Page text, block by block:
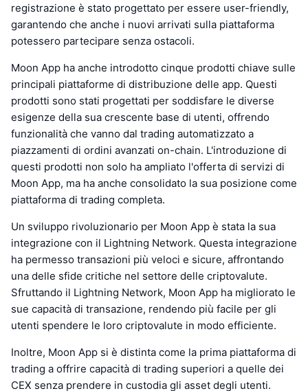
registrazione è stato progettato per essere user-friendly,
garantendo che anche i nuovi arrivati sulla piattaforma
potessero partecipare senza ostacoli.
Moon App ha anche introdotto cinque prodotti chiave sulle
principali piattaforme di distribuzione delle app. Questi
prodotti sono stati progettati per soddisfare le diverse
esigenze della sua crescente base di utenti, offrendo
funzionalità che vanno dal trading automatizzato a
piazzamenti di ordini avanzati on-chain. L'introduzione di
questi prodotti non solo ha ampliato l'offerta di servizi di
Moon App, ma ha anche consolidato la sua posizione come
piattaforma di trading completa.
Un sviluppo rivoluzionario per Moon App è stata la sua
integrazione con il Lightning Network. Questa integrazione
ha permesso transazioni più veloci e sicure, affrontando
una delle sfide critiche nel settore delle criptovalute.
Sfruttando il Lightning Network, Moon App ha migliorato le
sue capacità di transazione, rendendo più facile per gli
utenti spendere le loro criptovalute in modo efficiente.
Inoltre, Moon App si è distinta come la prima piattaforma di
trading a offrire capacità di trading superiori a quelle dei
CEX senza prendere in custodia gli asset degli utenti.